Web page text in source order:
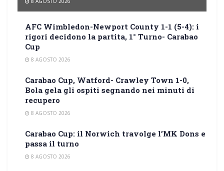
AFC Wimbledon-Newport County 1-1 (5-4): i
rigori decidono la partita, 1° Turno- Carabao
Cup
8 AGOSTO 2026
Carabao Cup, Watford- Crawley Town 1-0,
Bola gela gli ospiti segnando nei minuti di
recupero
8 AGOSTO 2026
Carabao Cup: il Norwich travolge l’MK Dons e
passa il turno
8 AGOSTO 2026